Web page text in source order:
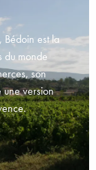
est la
du monde
son
version